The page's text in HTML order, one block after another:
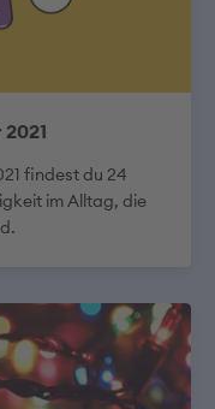
findest du 24
im Alltag, die